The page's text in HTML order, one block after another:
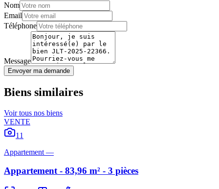
Nom
Email
Téléphone
Message
Envoyer ma demande
Biens similaires
Voir tous nos biens
VENTE
11
Appartement —
Appartement - 83,96 m² - 3 pièces